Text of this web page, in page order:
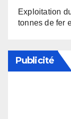
Exploitation
tonnes de fer
Publicité